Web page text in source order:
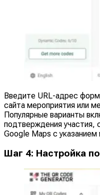
Введите URL-адрес
сайта мероприятия или
Популярные варианты
подтверждения участия,
Google Maps с
Шаг 4: Настройка